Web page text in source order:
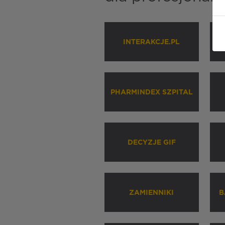
INTERAKCJE.PL
PHARMINDEX SZPITAL
DECYZJE GIF
ZAMIENNIKI